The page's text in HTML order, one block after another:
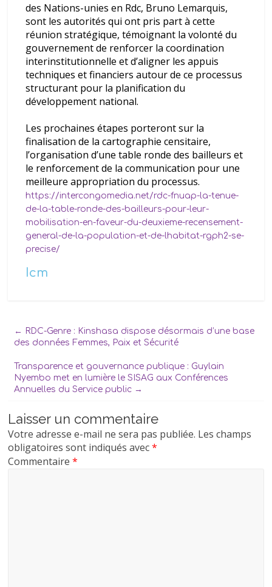
des Nations-unies en Rdc, Bruno Lemarquis,
sont les autorités qui ont pris part à cette
réunion stratégique, témoignant la volonté du
gouvernement de renforcer la coordination
interinstitutionnelle et d’aligner les appuis
techniques et financiers autour de ce processus
structurant pour la planification du
développement national.
Les prochaines étapes porteront sur la
finalisation de la cartographie censitaire,
l’organisation d’une table ronde des bailleurs et
le renforcement de la communication pour une
meilleure appropriation du processus.
https://intercongomedia.net/rdc-fnuap-la-tenue-
de-la-table-ronde-des-bailleurs-pour-leur-
mobilisation-en-faveur-du-deuxieme-recensement-
general-de-la-population-et-de-lhabitat-rgph2-se-
precise/
Icm
← RDC-Genre : Kinshasa dispose désormais d’une base
des données Femmes, Paix et Sécurité
Transparence et gouvernance publique : Guylain
Nyembo met en lumière le SISAG aux Conférences
Annuelles du Service public →
Laisser un commentaire
Votre adresse e-mail ne sera pas publiée. Les champs
obligatoires sont indiqués avec*
Commentaire*